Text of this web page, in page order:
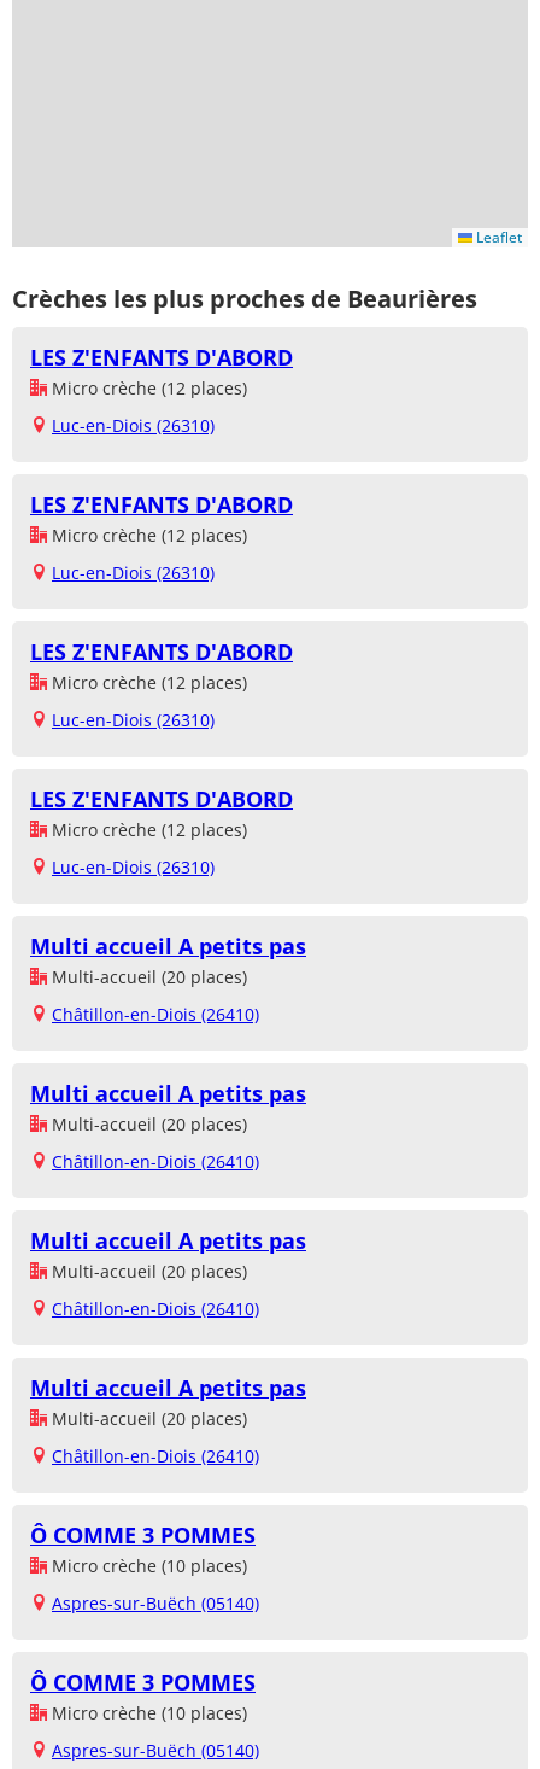
Leaflet
Crèches les plus proches de Beaurières
LES Z'ENFANTS D'ABORD
Micro crèche (12 places)
Luc-en-Diois (26310)
LES Z'ENFANTS D'ABORD
Micro crèche (12 places)
Luc-en-Diois (26310)
LES Z'ENFANTS D'ABORD
Micro crèche (12 places)
Luc-en-Diois (26310)
LES Z'ENFANTS D'ABORD
Micro crèche (12 places)
Luc-en-Diois (26310)
Multi accueil A petits pas
Multi-accueil (20 places)
Châtillon-en-Diois (26410)
Multi accueil A petits pas
Multi-accueil (20 places)
Châtillon-en-Diois (26410)
Multi accueil A petits pas
Multi-accueil (20 places)
Châtillon-en-Diois (26410)
Multi accueil A petits pas
Multi-accueil (20 places)
Châtillon-en-Diois (26410)
Ô COMME 3 POMMES
Micro crèche (10 places)
Aspres-sur-Buëch (05140)
Ô COMME 3 POMMES
Micro crèche (10 places)
Aspres-sur-Buëch (05140)